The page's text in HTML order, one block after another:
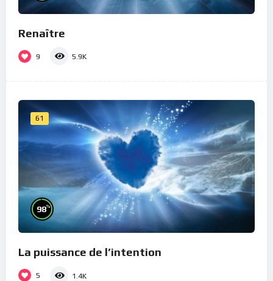
Renaître
9 5.9K
61
98%
La puissance de l’intention
5 1.4K